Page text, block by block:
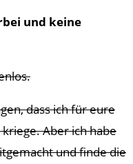
und keine
dass ich für eure
Aber ich habe
und finde die